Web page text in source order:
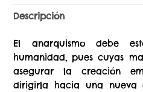
Descripción
El anarquismo debe
humanidad, pues cuyas
asegurar la creación
dirigirla hacia una nueva